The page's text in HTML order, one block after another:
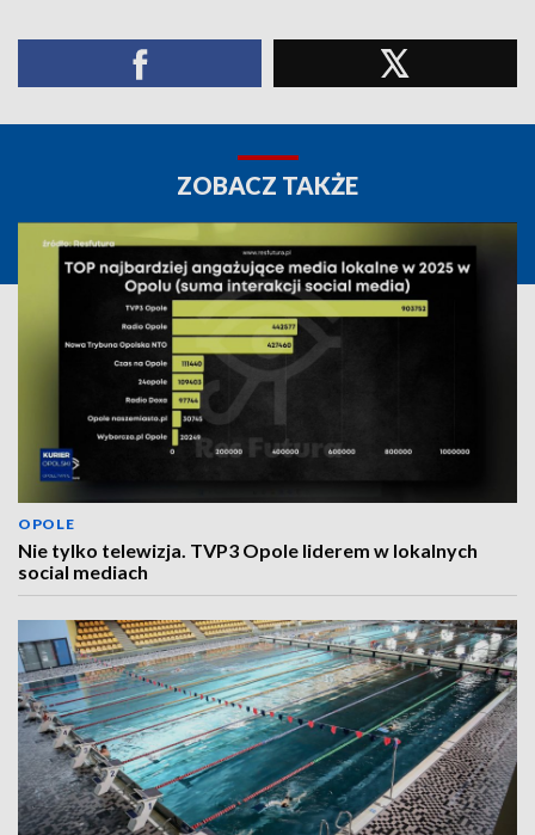
ZOBACZ TAKŻE
OPOLE
Nie tylko telewizja. TVP3 Opole liderem w lokalnych
social mediach